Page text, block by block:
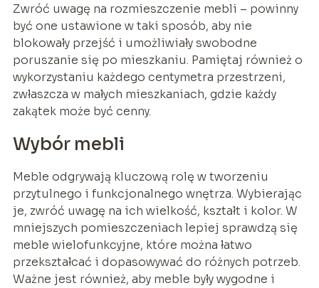
Zwróć uwagę na rozmieszczenie mebli – powinny
być one ustawione w taki sposób, aby nie
blokowały przejść i umożliwiały swobodne
poruszanie się po mieszkaniu. Pamiętaj również o
wykorzystaniu każdego centymetra przestrzeni,
zwłaszcza w małych mieszkaniach, gdzie każdy
zakątek może być cenny.
Wybór mebli
Meble odgrywają kluczową rolę w tworzeniu
przytulnego i funkcjonalnego wnętrza. Wybierając
je, zwróć uwagę na ich wielkość, kształt i kolor. W
mniejszych pomieszczeniach lepiej sprawdzą się
meble wielofunkcyjne, które można łatwo
przekształcać i dopasowywać do różnych potrzeb.
Ważne jest również, aby meble były wygodne i